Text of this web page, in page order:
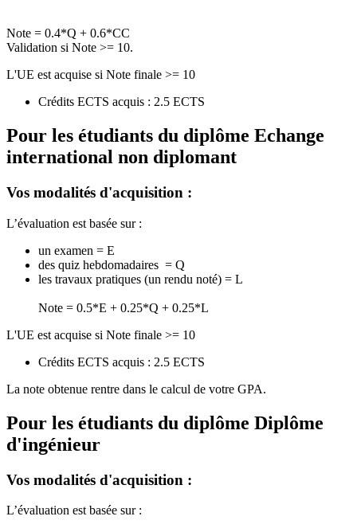
Note = 0.4*Q + 0.6*CC
Validation si Note >= 10.
L'UE est acquise si Note finale >= 10
Crédits ECTS acquis : 2.5 ECTS
Pour les étudiants du diplôme Echange
international non diplomant
Vos modalités d'acquisition :
L’évaluation est basée sur :
un examen = E
des quiz hebdomadaires = Q
les travaux pratiques (un rendu noté) = L
Note = 0.5*E + 0.25*Q + 0.25*L
L'UE est acquise si Note finale >= 10
Crédits ECTS acquis : 2.5 ECTS
La note obtenue rentre dans le calcul de votre GPA.
Pour les étudiants du diplôme Diplôme
d'ingénieur
Vos modalités d'acquisition :
L’évaluation est basée sur :